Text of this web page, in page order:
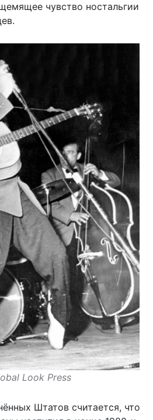
чувство ностальгии
Look Press
Штатов считается, что